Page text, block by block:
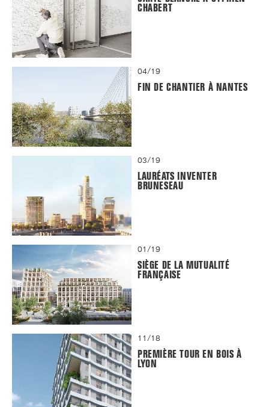
CHABERT
04/19
FIN DE CHANTIER À NANTES
03/19
LAURÉATS INVENTER
BRUNESEAU
01/19
SIÈGE DE LA MUTUALITÉ
FRANÇAISE
11/18
PREMIÈRE TOUR EN BOIS À
LYON